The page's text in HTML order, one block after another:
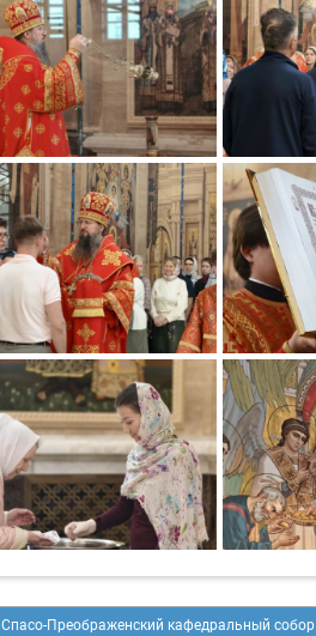
Спасо-Преображенский кафедральный собор